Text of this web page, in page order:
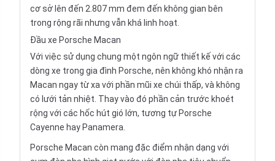
cơ sở lên đến 2.807 mm đem đến không gian bên
trong rộng rãi nhưng vẫn khá linh hoạt.
Đầu xe Porsche Macan
Với việc sử dụng chung một ngôn ngữ thiết kế với các
dòng xe trong gia đình Porsche, nên không khó nhận ra
Macan ngay từ xa với phần mũi xe chúi thấp, và không
có lưới tản nhiệt. Thay vào đó phần cản trước khoét
rộng với các hốc hút gió lớn, tương tự Porsche
Cayenne hay Panamera.
Porsche Macan còn mang đặc điểm nhận dạng với